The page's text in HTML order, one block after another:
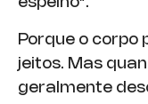
espelho”.
Porque o corpo
jeitos. Mas
geralmente